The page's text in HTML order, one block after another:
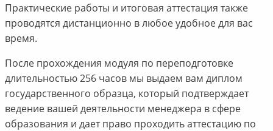
Практические работы и итоговая аттестация также
проводятся дистанционно в любое удобное для вас
время.
После прохождения модуля по переподготовке
длительностью 256 часов мы выдаем вам диплом
государственного образца, который подтверждает
ведение вашей деятельности менеджера в сфере
образования и дает право проходить аттестацию по